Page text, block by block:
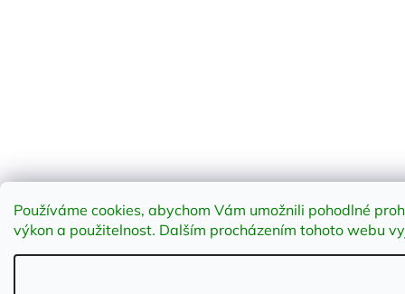
Používáme cookies, abychom Vám umožnili pohodlné
výkon a použitelnost. Dalším procházením tohoto webu